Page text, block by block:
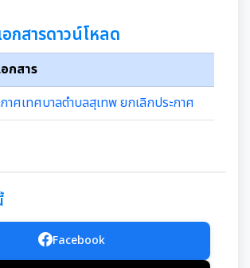
อกสารดาวน์โหลด
กสาร
าศเทศบาลตำบลสุเทพ ยกเลิกประกาศ
Facebook